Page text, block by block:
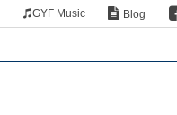
GYF Music Blog